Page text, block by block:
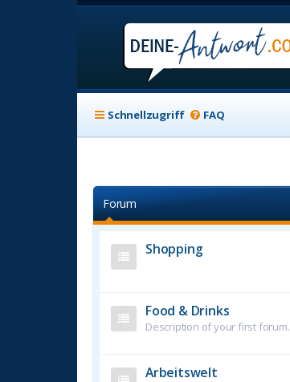
Schnellzugriff FAQ
Forum
Shopping
Food & Drinks
Description of your first forum.
Arbeitswelt